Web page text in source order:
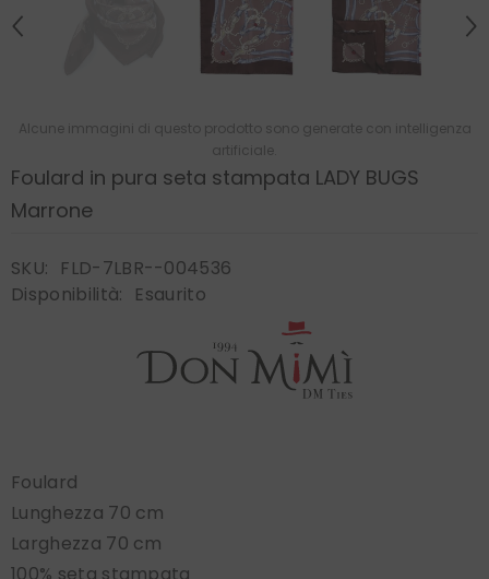
Alcune immagini di questo prodotto sono generate con intelligenza
artificiale.
Foulard in pura seta stampata LADY BUGS
Marrone
SKU:
FLD-7LBR--004536
Disponibilità:
Esaurito
Foulard
Lunghezza 70 cm
Larghezza 70 cm
100% seta stampata